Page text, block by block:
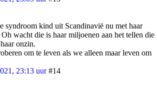
syndroom kind uit Scandinavië nu met haar
wacht die is haar miljoenen aan het tellen die
onzin.
om te leven als we alleen maar leven om
23:13 uur #14